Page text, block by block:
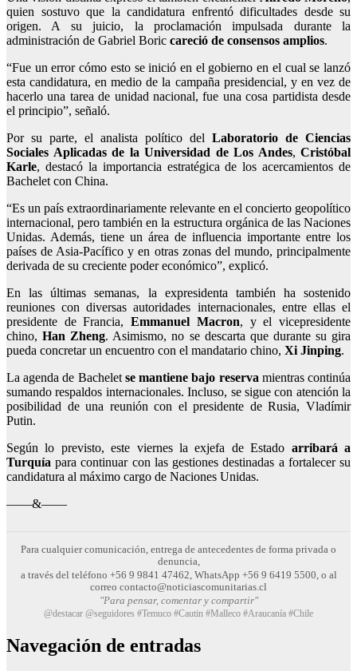
quien sostuvo que la candidatura enfrentó dificultades desde su
origen. A su juicio, la proclamación impulsada durante la
administración de Gabriel Boric careció de consensos amplios.
“Fue un error cómo esto se inició en el gobierno en el cual se lanzó
esta candidatura, en medio de la campaña presidencial, y en vez de
hacerlo una tarea de unidad nacional,fue una cosa partidista desde
el principio”, señaló.
Por su parte, el analista político del Laboratorio de Ciencias
Sociales Aplicadas de la Universidad de Los Andes, Cristóbal
Karle, destacó la importancia estratégica de los acercamientos de
Bachelet con China.
“Es un país extraordinariamente relevante en el concierto geopolítico
internacional, pero también en la estructura orgánica de las Naciones
Unidas. Además, tiene un área de influencia importante entre los
países de Asia-Pacífico y en otras zonas del mundo, principalmente
derivada de su creciente poder económico”, explicó.
En las últimas semanas, la expresidenta también ha sostenido
reuniones con diversas autoridades internacionales, entre ellas el
presidente de Francia,Emmanuel Macron, y el vicepresidente
chino,Han Zheng. Asimismo, no se descarta que durante su gira
pueda concretar un encuentro con el mandatario chino, Xi Jinping.
La agenda de Bachelet se mantiene bajo reserva mientras continúa
sumando respaldos internacionales. Incluso, se sigue con atención la
posibilidad de una reunión con el presidente de Rusia, Vladímir
Putin.
Según lo previsto, este viernes la exjefa de Estado arribará a
Turquía para continuar con las gestiones destinadas a fortalecer su
candidatura al máximo cargo de Naciones Unidas.
——&——
Para cualquier comunicación, entrega de antecedentes de forma privada o
denuncia,
a través del teléfono +56 9 9841 47462, WhatsApp +56 9 6419 5500, o al
correo contacto@noticiascomunitarias.cl
"Para pensar, comentar y compartir"
@destacar @seguidores #Temuco #Cautin #Malleco #Araucanía #Chile
Navegación de entradas